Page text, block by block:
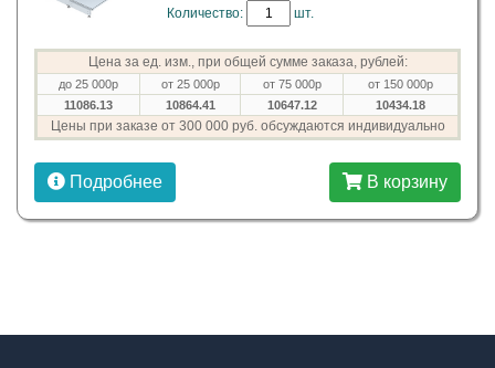
Количество: шт.
Цена за ед. изм., при общей сумме заказа, рублей:
до 25 000р от 25 000р от 75 000р
от 150 000р
11086.13
10864.41 10647.12 10434.18
Цены при заказе от 300 000 руб. обсуждаются индивидуально
Подробнее В корзину